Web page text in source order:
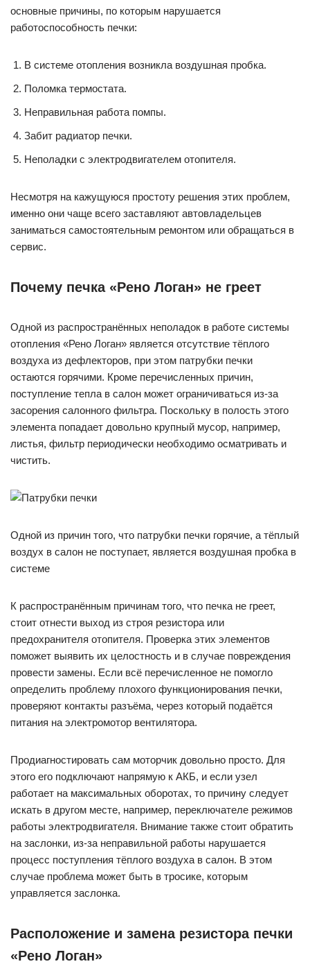
основные причины, по которым нарушается
работоспособность печки:
В системе отопления возникла воздушная пробка.
Поломка термостата.
Неправильная работа помпы.
Забит радиатор печки.
Неполадки с электродвигателем отопителя.
Несмотря на кажущуюся простоту решения этих проблем,
именно они чаще всего заставляют автовладельцев
заниматься самостоятельным ремонтом или обращаться в
сервис.
Почему печка «Рено Логан» не греет
Одной из распространённых неполадок в работе системы
отопления «Рено Логан» является отсутствие тёплого
воздуха из дефлекторов, при этом патрубки печки
остаются горячими. Кроме перечисленных причин,
поступление тепла в салон может ограничиваться из-за
засорения салонного фильтра. Поскольку в полость этого
элемента попадает довольно крупный мусор, например,
листья, фильтр периодически необходимо осматривать и
чистить.
Одной из причин того, что патрубки печки горячие, а тёплый
воздух в салон не поступает, является воздушная пробка в
системе
К распространённым причинам того, что печка не греет,
стоит отнести выход из строя резистора или
предохранителя отопителя. Проверка этих элементов
поможет выявить их целостность и в случае повреждения
провести замены. Если всё перечисленное не помогло
определить проблему плохого функционирования печки,
проверяют контакты разъёма, через который подаётся
питания на электромотор вентилятора.
Продиагностировать сам моторчик довольно просто. Для
этого его подключают напрямую к АКБ, и если узел
работает на максимальных оборотах, то причину следует
искать в другом месте, например, переключателе режимов
работы электродвигателя. Внимание также стоит обратить
на заслонки, из-за неправильной работы нарушается
процесс поступления тёплого воздуха в салон. В этом
случае проблема может быть в тросике, которым
управляется заслонка.
Расположение и замена резистора печки
«Рено Логан»